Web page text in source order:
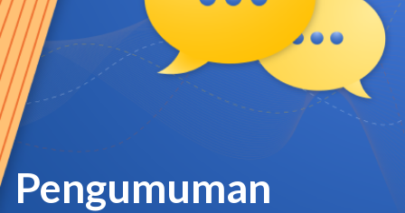
Pengumuman